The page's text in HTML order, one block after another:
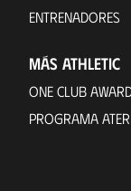
ENTRENADORES
MÁS ATHLETIC
ONE CLUB
PROGRAMA